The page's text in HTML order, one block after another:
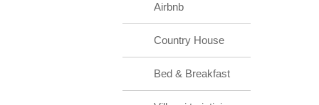
Airbnb
Country House
Bed & Breakfast